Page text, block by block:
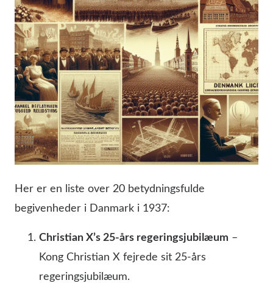
Her er en liste over 20 betydningsfulde
begivenheder i Danmark i 1937:
Christian X’s 25-års regeringsjubilæum –
Kong Christian X fejrede sit 25-års
regeringsjubilæum.